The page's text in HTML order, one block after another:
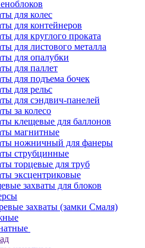
для колес
для контейнеров
для круглого проката
для листового металла
для опалубки
для паллет
для подъема бочек
для рельс
для сэндвич-панелей
за колесо
клещевые для баллонов
магнитные
ножничный для фанеры
струбцинные
торцевые для труб
эксцентриковые
захваты для блоков
захваты (замки Смаля)